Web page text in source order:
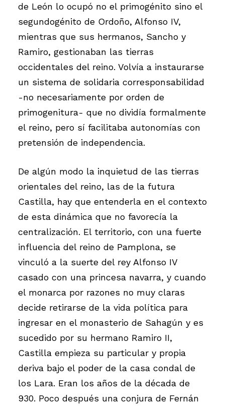
de León lo ocupó no el primogénito sino el
segundogénito de Ordoño, Alfonso IV,
mientras que sus hermanos, Sancho y
Ramiro, gestionaban las tierras
occidentales del reino. Volvía a instaurarse
un sistema de solidaria corresponsabilidad
-no necesariamente por orden de
primogenitura- que no dividía formalmente
el reino, pero sí facilitaba autonomías con
pretensión de independencia.
De algún modo la inquietud de las tierras
orientales del reino, las de la futura
Castilla, hay que entenderla en el contexto
de esta dinámica que no favorecía la
centralización. El territorio, con una fuerte
influencia del reino de Pamplona, se
vinculó a la suerte del rey Alfonso IV
casado con una princesa navarra, y cuando
el monarca por razones no muy claras
decide retirarse de la vida política para
ingresar en el monasterio de Sahagún y es
sucedido por su hermano Ramiro II,
Castilla empieza su particular y propia
deriva bajo el poder de la casa condal de
los Lara. Eran los años de la década de
930. Poco después una conjura de Fernán